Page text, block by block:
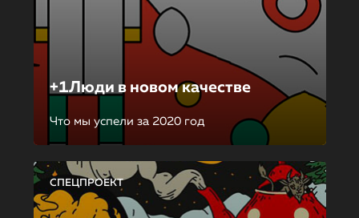
+1Люди в новом качестве
Что мы успели за 2020 год
СПЕЦПРОЕКТ